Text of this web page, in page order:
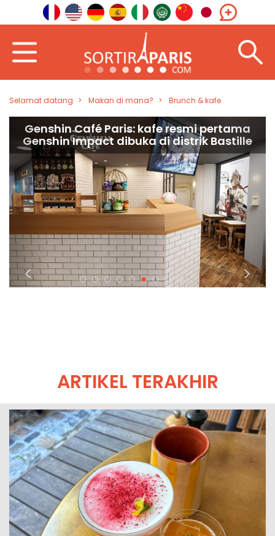
Selamat datang Makan di mana? Brunch & kafe
Genshin Café Paris: kafe resmi pertama
Genshin Impact dibuka di distrik Bastille
< >
ARTIKEL TERAKHIR